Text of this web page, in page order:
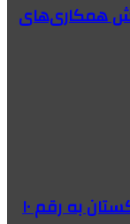
همکاری‌های
افزایش حجم تجارت بین ایران و پاکستان به رقم ۱۰